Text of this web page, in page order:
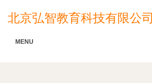
北京弘智教育科技有限公司
MENU